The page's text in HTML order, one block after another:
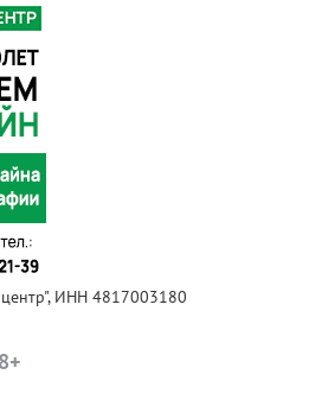
ИНН 4817003180